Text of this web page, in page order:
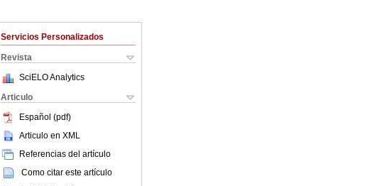
Servicios Personalizados
Revista
SciELO Analytics
Articulo
Español (pdf)
Articulo en XML
Referencias del artículo
Como citar este artículo